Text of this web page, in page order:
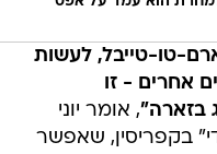
טו-טייבל, לעשות
אחרים - זו
בזארה", אומר יוני
בקפריסין, שאפשר